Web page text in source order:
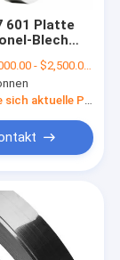
601 Platte
Blech
718 625
- $2,500.00/Tons